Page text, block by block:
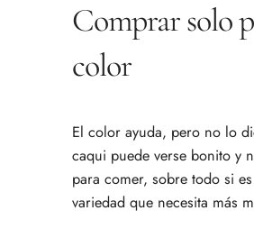
Comprar solo
color
El color ayuda, pero no lo
caqui puede verse bonito y
para comer, sobre todo si
variedad que necesita más